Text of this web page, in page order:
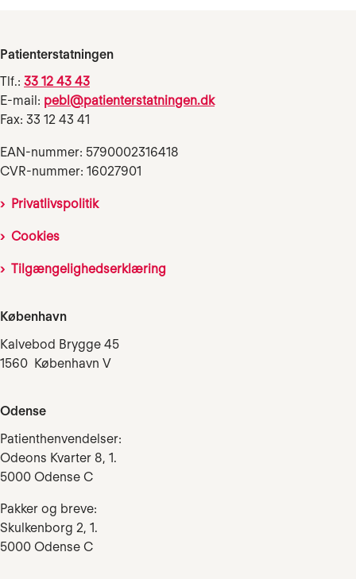
Patienterstatningen
Tlf.: 33 12 43 43
E-mail: pebl@patienterstatningen.dk
Fax: 33 12 43 41
EAN-nummer: 5790002316418
CVR-nummer: 16027901
Privatlivspolitik
Cookies
Tilgængelighedserklæring
København
Kalvebod Brygge 45
1560 København V
Odense
Patienthenvendelser:
Odeons Kvarter 8, 1.
5000 Odense C
Pakker og breve:
Skulkenborg 2, 1.
5000 Odense C